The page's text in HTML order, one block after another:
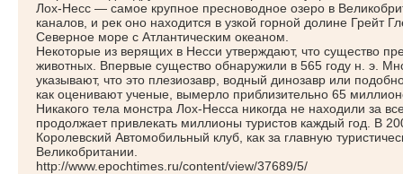
Лох-Несс — самое крупное пресноводное озеро в
каналов, и рек оно находится в узкой горной долине
Северное море с Атлантическим океаном.
Некоторые из верящих в Несси утверждают, что существо
животных. Впервые существо обнаружили в 565 году н. э.
указывают, что это плезиозавр, водный динозавр или
как оценивают ученые, вымерло приблизительно 65
Никакого тела монстра Лох-Несса никогда не находили за
продолжает привлекать миллионы туристов каждый год. В
Королевский Автомобильный клуб, как за главную
Великобритании.
http://www.epochtimes.ru/content/view/37689/5/